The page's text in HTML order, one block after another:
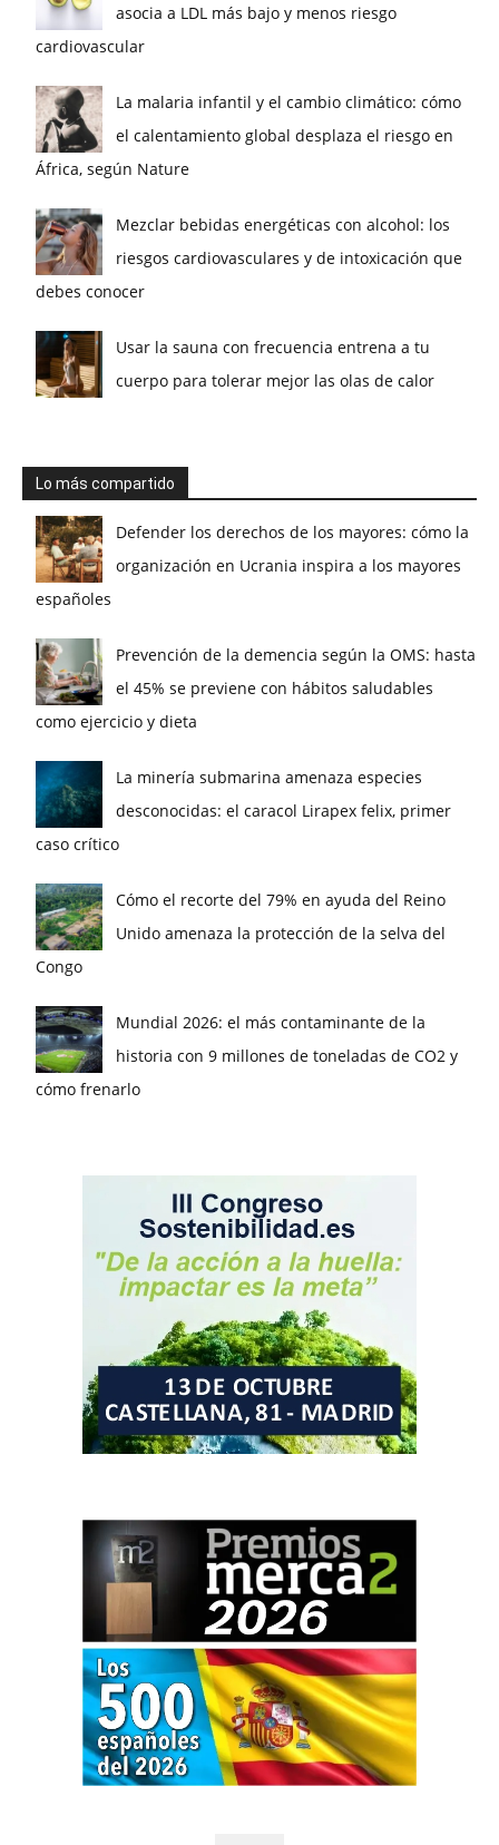
asocia a LDL más bajo y menos riesgo
cardiovascular
La malaria infantil y el cambio climático: cómo
el calentamiento global desplaza el riesgo en
África, según Nature
Mezclar bebidas energéticas con alcohol: los
riesgos cardiovasculares y de intoxicación que
debes conocer
Usar la sauna con frecuencia entrena a tu
cuerpo para tolerar mejor las olas de calor
Lo más compartido
Defender los derechos de los mayores: cómo la
organización en Ucrania inspira a los mayores
españoles
Prevención de la demencia según la OMS: hasta
el 45% se previene con hábitos saludables
como ejercicio y dieta
La minería submarina amenaza especies
desconocidas: el caracol Lirapex felix, primer
caso crítico
Cómo el recorte del 79% en ayuda del Reino
Unido amenaza la protección de la selva del
Congo
Mundial 2026: el más contaminante de la
historia con 9 millones de toneladas de CO2 y
cómo frenarlo